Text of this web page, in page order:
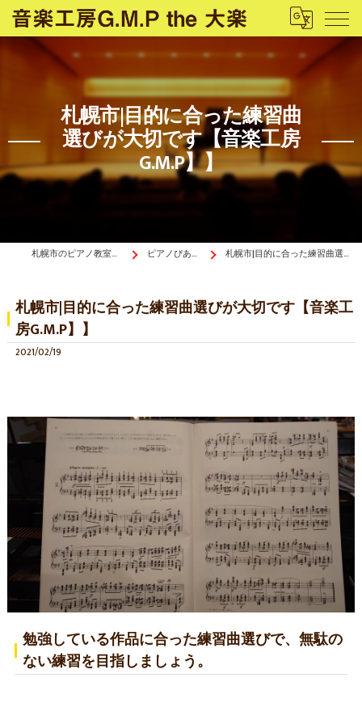
札幌市|目的に合った練習曲
選びが大切です【音楽工房
G.M.P】】
札幌市のピアノ教室は音楽工房G.M.P the 大楽 ピアノぴあ〜の《ブログ》 札幌市|目的に合った練習曲選びが大切です【音楽工房G.M.P】】
札幌市|目的に合った練習曲選びが大切です【音楽工
房G.M.P】】
2021/02/19
勉強している作品に合った練習曲選びで、無駄の
ない練習を目指しましょう。